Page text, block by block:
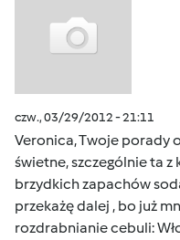
czw., 03/29/2012 - 21:11
Veronica, Twoje porady
świetne, szczególnie ta
brzydkich zapachów
przekażę dalej , bo już
rozdrabnianie cebuli: